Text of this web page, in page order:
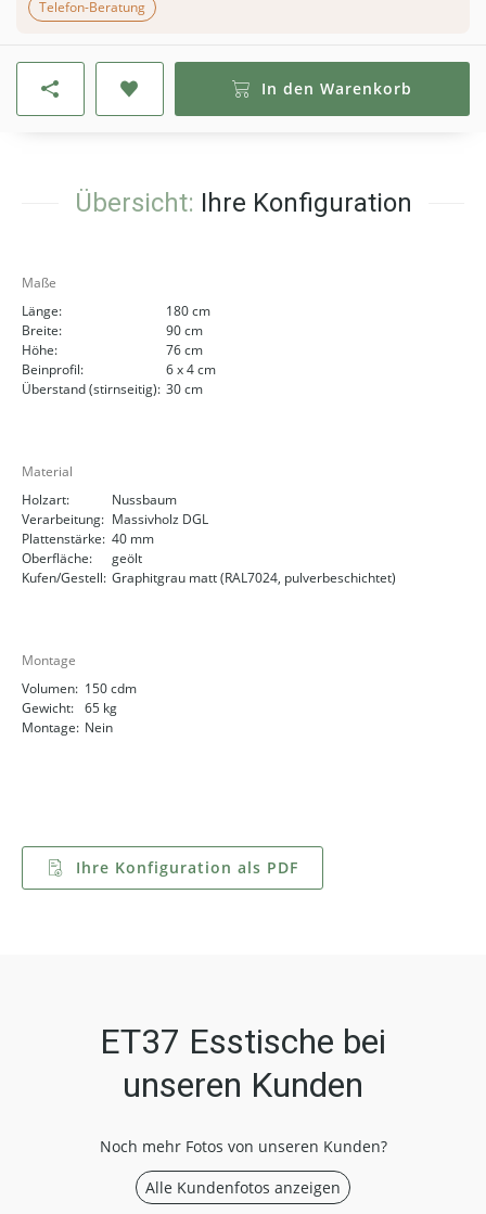
Telefon-Beratung
In den Warenkorb
Übersicht: Ihre Konfiguration
Maße
Länge:
180 cm
Breite:
90 cm
Höhe:
76 cm
Beinprofil:
6 x 4 cm
Überstand (stirnseitig): 30 cm
Material
Holzart:
Nussbaum
Verarbeitung: Massivholz DGL
Plattenstärke: 40 mm
Oberfläche:
geölt
Kufen/Gestell: Graphitgrau matt (RAL7024, pulverbeschichtet)
Montage
Volumen: 150 cdm
Gewicht: 65 kg
Montage: Nein
Ihre Konfiguration als PDF
ET37 Esstische bei
unseren Kunden
Noch mehr Fotos von unseren Kunden?
Alle Kundenfotos anzeigen